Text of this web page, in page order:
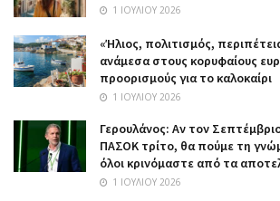
1 ΙΟΥΛΊΟΥ 2026
«Ήλιος, πολιτισμός,
ανάμεσα στους κορυφαίους
προορισμούς για το καλοκαίρι
1 ΙΟΥΛΊΟΥ 2026
Γερουλάνος: Αν τον
ΠΑΣΟΚ τρίτο, θα πούμε τη
όλοι κρινόμαστε από τα
1 ΙΟΥΛΊΟΥ 2026